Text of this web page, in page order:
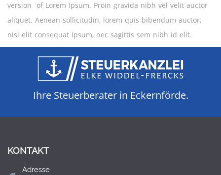
version of Lorem Ipsum. Proin gravida nibh vel velit auctor
aliquet. Aenean sollicitudin, lorem quis bibendum auctor,
nisi elit consequat ipsum, nec sagittis sem nibh id elit.
Ihre Steuerberater in Eckernförde.
KONTAKT
Adresse